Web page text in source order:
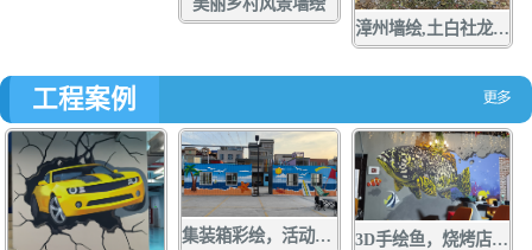
漳州墙绘,土白社龙舟文化中心墙绘，龙江游手绘，亲水营地彩绘，龙江岁月壁画,配电箱彩绘，手绘，壁画，涂鸦
工程案例
集装箱彩绘，活动板房手绘，货箱涂鸦，墙绘，壁画 3D手绘鱼，烧烤店墙绘，店面涂鸦，立体画彩绘